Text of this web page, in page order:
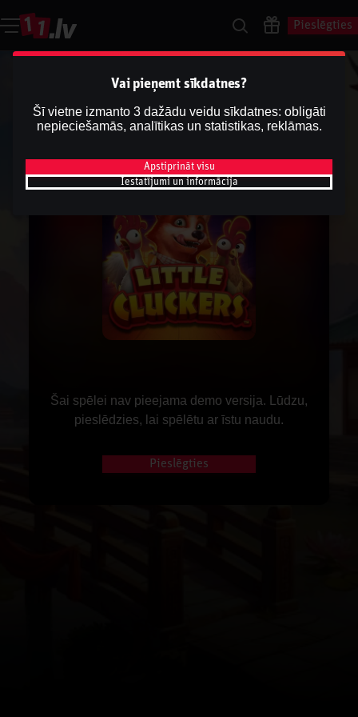
Pieslēgties
Šai spēlei nav pieejama demo versija. Lūdzu,
pieslēdzies, lai spēlētu ar īstu naudu.
Pieslēgties
Vai pieņemt sīkdatnes?
Šī vietne izmanto 3 dažādu veidu sīkdatnes: obligāti
nepieciešamās, analītikas un statistikas, reklāmas.
Apstiprināt visu
Iestatījumi un informācija